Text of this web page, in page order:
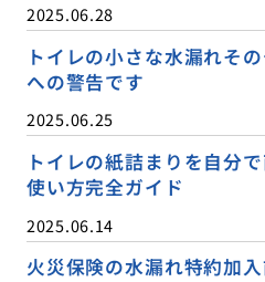
2025.06.28
トイレの小さな水漏れそ
への警告です
2025.06.25
トイレの紙詰まりを自分
使い方完全ガイド
2025.06.14
火災保険の水漏れ特約加